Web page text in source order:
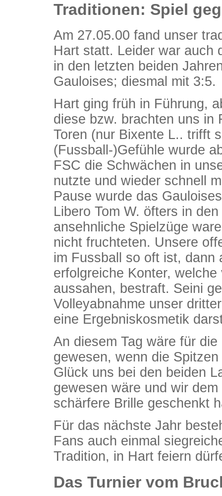
Traditionen: Spiel
Am 27.05.00 fand unser
Hart statt. Leider war auch
in den letzten beiden
Gauloises; diesmal mit 3:5.
Hart ging früh in Führung,
diese bzw. brachten uns in
Toren (nur Bixente L.. trifft
(Fussball-)Gefühle wurde
FSC die Schwächen in
nutzte und wieder schnell
Pause wurde das
Libero Tom W. öfters in
ansehnliche Spielzüge
nicht fruchteten. Unsere
im Fussball so oft ist, dann
erfolgreiche Konter,
aussahen, bestraft. Seini
Volleyabnahme unser
eine Ergebniskosmetik
An diesem Tag wäre für
gewesen, wenn die
Glück uns bei den beiden
gewesen wäre und wir
schärfere Brille geschenkt
Für das nächste Jahr
Fans auch einmal
Tradition, in Hart feiern
Das Turnier vom